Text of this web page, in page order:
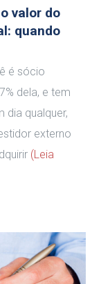
valor do
quando
é sócio
dela, e tem
dia qualquer,
externo
(Leia